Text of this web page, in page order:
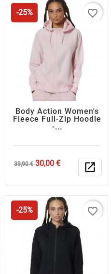
-25%
Body Action Women's
Fleece Full-Zip Hoodie
-...
Κανονική
39,90 € Τιμή
30,00 € open_in_new
favorite_border
-25% favorite_border